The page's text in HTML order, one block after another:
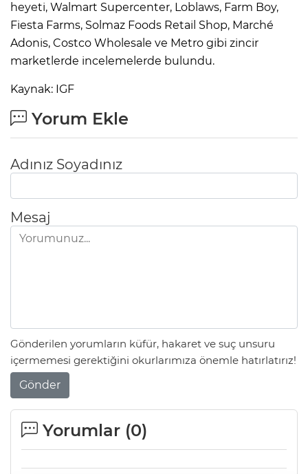
heyeti, Walmart Supercenter, Loblaws, Farm Boy,
Fiesta Farms, Solmaz Foods Retail Shop, Marché
Adonis, Costco Wholesale ve Metro gibi zincir
marketlerde incelemelerde bulundu.
Kaynak: IGF
Yorum Ekle
Adınız Soyadınız
Mesaj
Gönderilen yorumların küfür, hakaret ve suç unsuru
içermemesi gerektiğini okurlarımıza önemle hatırlatırız!
Gönder
Yorumlar (0)